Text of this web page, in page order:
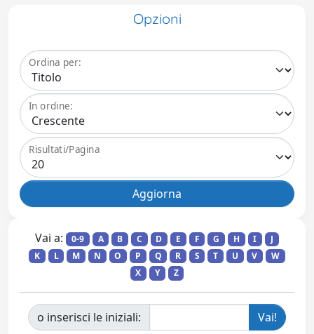
Opzioni
Ordina per:
In ordine:
Risultati/Pagina
Vai a: 0-9 A B C D E F G H I
J
K
L M N O P Q R S T U V
W
X
Y Z
o inserisci le iniziali: